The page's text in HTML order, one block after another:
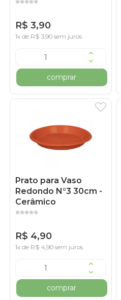
R$ 3,90
1x de R$ 3,90 sem juros
comprar
Prato para Vaso
Redondo N°3 30cm -
Cerâmico
R$ 4,90
1x de R$ 4,90 sem juros
comprar